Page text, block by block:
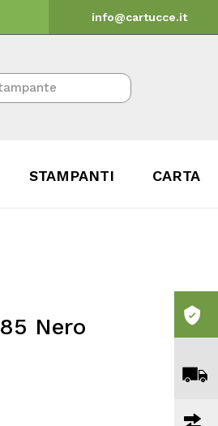
info@cartucce.it
STAMPANTI CARTA
Nero